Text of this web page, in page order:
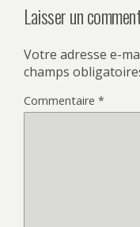
Laisser un
Votre adresse e-
champs
Commentaire *